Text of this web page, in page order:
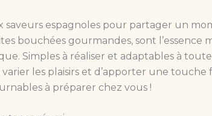
saveurs espagnoles pour partager un
bouchées gourmandes, sont l’essence
Simples à réaliser et adaptables à
les plaisirs et d’apporter une touche
à préparer chez vous !